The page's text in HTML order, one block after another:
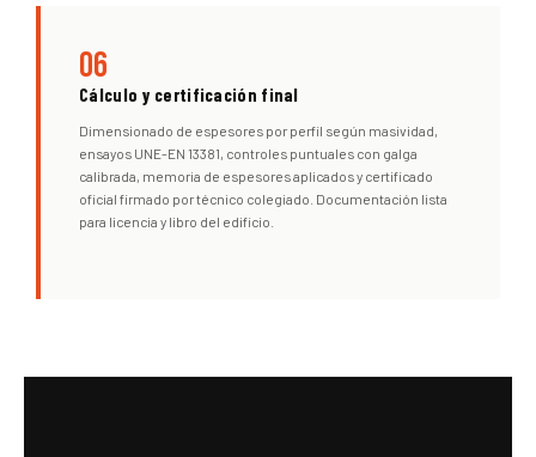
06
Cálculo y certificación final
Dimensionado de espesores por perfil según masividad,
ensayos UNE-EN 13381, controles puntuales con galga
calibrada, memoria de espesores aplicados y certificado
oficial firmado por técnico colegiado. Documentación lista
para licencia y libro del edificio.